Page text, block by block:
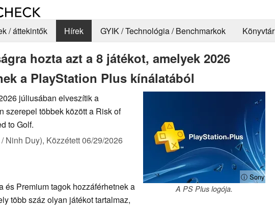
/ áttekintők Hírek GYIK / Technológia / Benchmarkok Könyvtár
hozta azt a 8 játékot, amelyek 2026
a PlayStation Plus kínálatából
ⓘ Sony
A PS Plus logója.
júliusában elveszítik a
szerepel többek között a Risk of
to Golf.
Ninh Duy), Közzétett06/29/2026
és Premium tagok hozzáférhetnek a
több száz olyan játékot tartalmaz,